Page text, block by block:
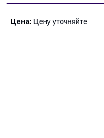
Цена: Цену уточняйте